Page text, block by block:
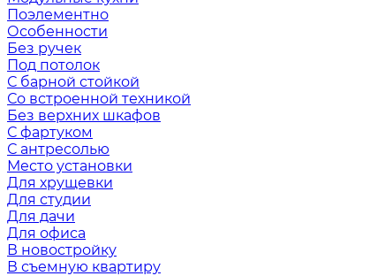
Поэлементно
Особенности
Без ручек
Под потолок
С барной стойкой
Со встроенной техникой
Без верхних шкафов
С фартуком
С антресолью
Место установки
Для хрущевки
Для студии
Для дачи
Для офиса
В новостройку
В съемную квартиру